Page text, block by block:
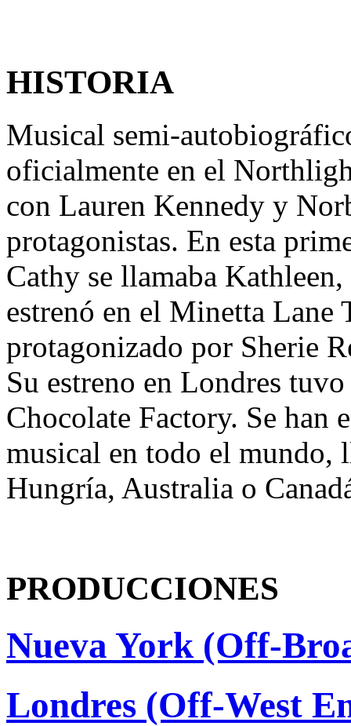
HISTORIA
Musical semi-
oficialmente en el
con Lauren Kennedy y
protagonistas. En esta
Cathy se llamaba
estrenó en el Minetta
protagonizado por Sherie
Su estreno en Londres
Chocolate Factory. Se han
musical en todo el mundo,
Hungría, Australia o
PRODUCCIONES
Nueva York (Off-
Londres (Off-West